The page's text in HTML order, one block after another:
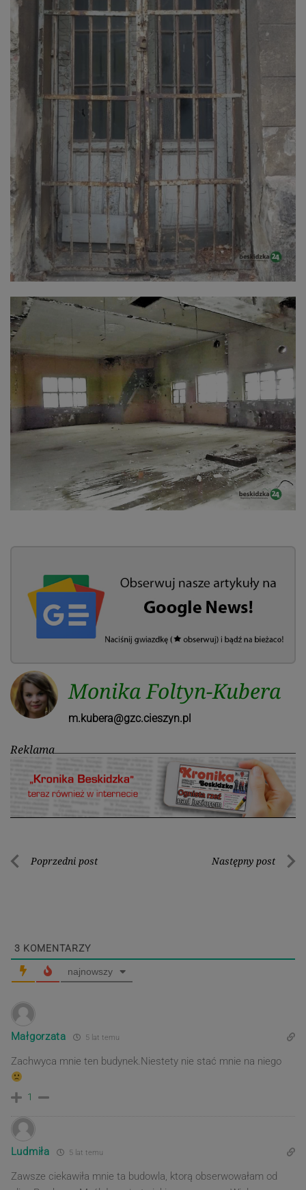
Monika Foltyn-Kubera
m.kubera@gzc.cieszyn.pl
Reklama
Nawigacja
Poprzedni post Następny post
3 KOMENTARZY
najnowszy
Małgorzata 5 lat temu
Zachwyca mnie ten budynek.Niestety nie stać mnie na niego
1
Ludmiła 5 lat temu
Zawsze ciekawiła mnie ta budowla, ktorą obserwowałam od